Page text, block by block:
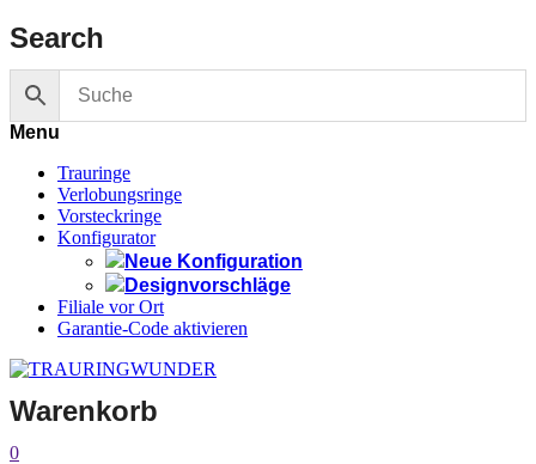
Search
Menu
Trauringe
Verlobungsringe
Vorsteckringe
Konfigurator
Neue Konfiguration
Designvorschläge
Filiale vor Ort
Garantie-Code aktivieren
Warenkorb
0